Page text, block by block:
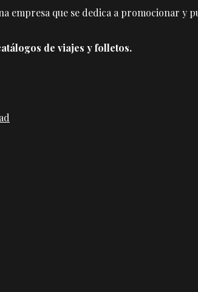
empresa que se dedica a promocionar
de viajes y folletos.